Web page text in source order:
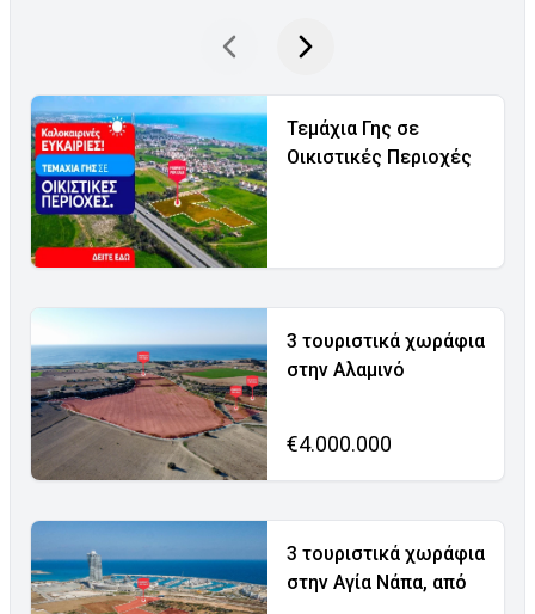
Τεμάχια Γης σε
Οικιστικές Περιοχές
3 τουριστικά χωράφια
στην Αλαμινό
€4.000.000
3 τουριστικά χωράφια
στην Αγία Νάπα, από